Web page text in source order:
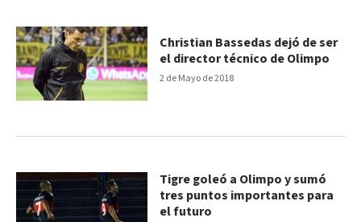
2 de Mayo de 2018
Christian Bassedas dejó de ser
el director técnico de Olimpo
Tigre goleó a Olimpo y sumó
tres puntos importantes para
el futuro